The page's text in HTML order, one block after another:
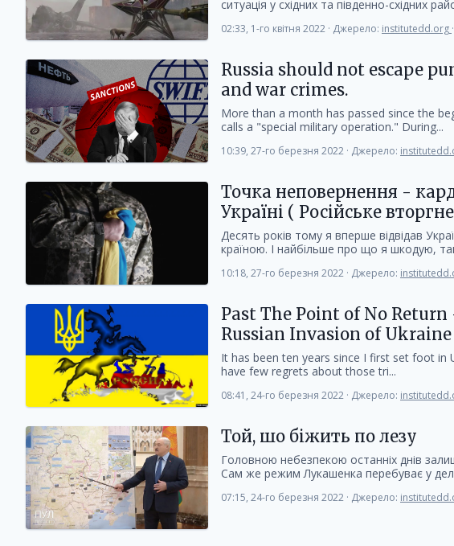
ситуація у східних та південно-східних
02:33, 1-го квітня 2022 · Джерело: institutedd.org ·
Russia should not escape
and war crimes.
More than a month has passed since the
calls a "special military operation." During...
10:39, 27-го березня 2022 · Джерело:
Точка неповернення -
Україні ( Російське
Десять років тому я вперше відвідав
країною. І найбільше про що я шкодую,
10:18, 27-го березня 2022 · Джерело:
Past The Point of No
Russian Invasion of Ukraine
It has been ten years since I first set foot in
have few regrets about those tri...
08:41, 24-го березня 2022 · Джерело:
Той, шо біжить по лезу
Головною небезпекою останніх днів
Сам же режим Лукашенка перебуває у
07:15, 24-го березня 2022 · Джерело: